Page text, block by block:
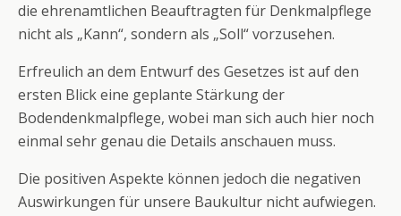
die ehrenamtlichen Beauftragten für Denkmalpflege
nicht als „Kann“, sondern als „Soll“ vorzusehen.
Erfreulich an dem Entwurf des Gesetzes ist auf den
ersten Blick eine geplante Stärkung der
Bodendenkmalpflege, wobei man sich auch hier noch
einmal sehr genau die Details anschauen muss.
Die positiven Aspekte können jedoch die negativen
Auswirkungen für unsere Baukultur nicht aufwiegen.